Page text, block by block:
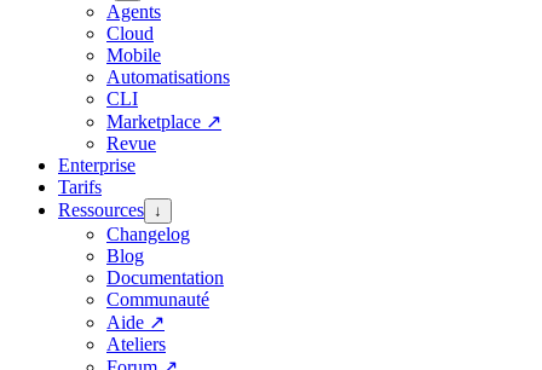
Agents
Cloud
Mobile
Automatisations
CLI
Marketplace ↗
Revue
Enterprise
Tarifs
Ressources ↓
Changelog
Blog
Documentation
Communauté
Aide ↗
Ateliers